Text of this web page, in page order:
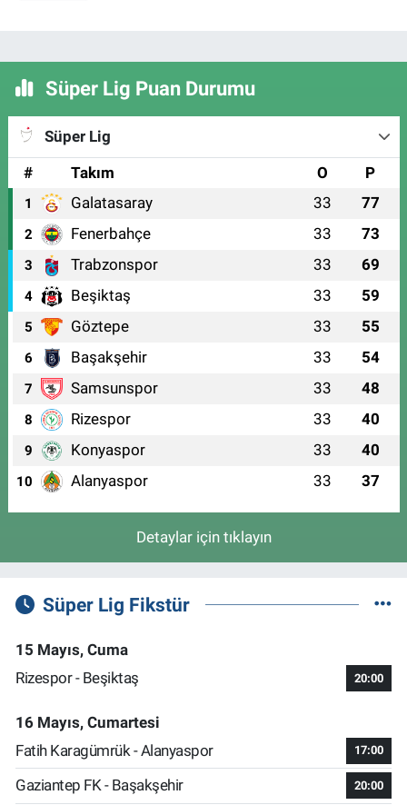
Süper Lig Puan Durumu
Süper Lig
#
Takım O P
1 Galatasaray 33 77
2 Fenerbahçe 33 73
3 Trabzonspor 33 69
4 Beşiktaş 33 59
5 Göztepe 33 55
6 Başakşehir 33 54
7 Samsunspor 33 48
8 Rizespor 33 40
9 Konyaspor 33 40
10 Alanyaspor 33 37
Detaylar için tıklayın
Süper Lig Fikstür
15 Mayıs, Cuma
Rizespor - Beşiktaş
20:00
16 Mayıs, Cumartesi
Fatih Karagümrük - Alanyaspor
17:00
Gaziantep FK - Başakşehir 20:00